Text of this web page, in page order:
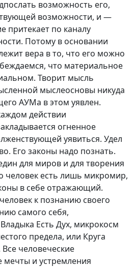
возможность его,
возможности, и —
притекает по каналу
Потому в основании
вера в то, что его можно
что материальное
Творит мысль
мыслеосновы никуда
АУМа в этом уявлен.
действии
огненное
уявиться. Удел
Его законы надо познать.
для миров и для творения
человек есть лишь микромир,
в себе отражающий.
к познанию своего
самого себя,
Есть Дух, микрокосм
предела, или Круга
человеческие
и устремления